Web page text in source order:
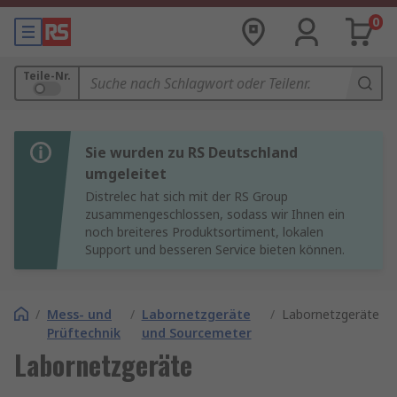
0
Teile-Nr.
Sie wurden zu RS Deutschland
umgeleitet
Distrelec hat sich mit der RS Group
zusammengeschlossen, sodass wir Ihnen ein
noch breiteres Produktsortiment, lokalen
Support und besseren Service bieten können.
/ Mess- und
Prüftechnik
/ Labornetzgeräte
und Sourcemeter
/ Labornetzgeräte
Labornetzgeräte